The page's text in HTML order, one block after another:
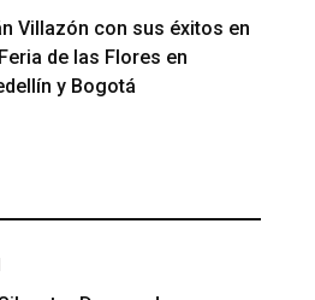
Villazón con sus éxitos en
de las Flores en
y Bogotá